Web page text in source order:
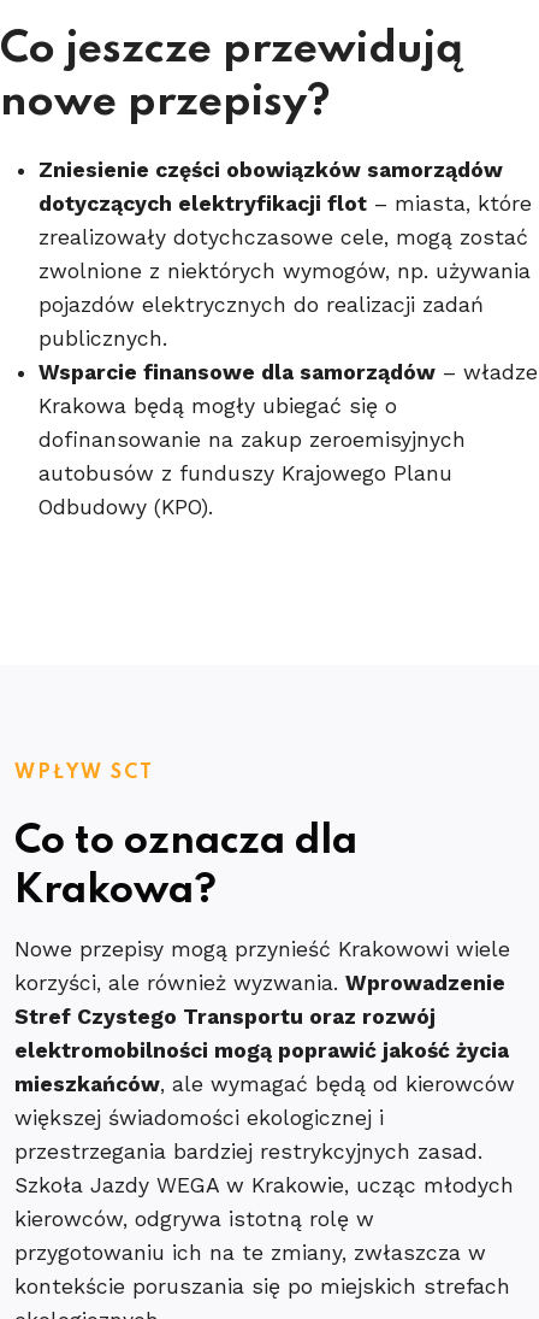
Co jeszcze przewidują
nowe przepisy?
Zniesienie części obowiązków samorządów
dotyczących elektryfikacji flot – miasta, które
zrealizowały dotychczasowe cele, mogą zostać
zwolnione z niektórych wymogów, np. używania
pojazdów elektrycznych do realizacji zadań
publicznych.
Wsparcie finansowe dla samorządów – władze
Krakowa będą mogły ubiegać się o
dofinansowanie na zakup zeroemisyjnych
autobusów z funduszy Krajowego Planu
Odbudowy (KPO).
WPŁYW SCT
Co to oznacza dla
Krakowa?
Nowe przepisy mogą przynieść Krakowowi wiele
korzyści, ale również wyzwania. Wprowadzenie
Stref Czystego Transportu oraz rozwój
elektromobilności mogą poprawić jakość życia
mieszkańców, ale wymagać będą od kierowców
większej świadomości ekologicznej i
przestrzegania bardziej restrykcyjnych zasad.
Szkoła Jazdy WEGA w Krakowie, ucząc młodych
kierowców, odgrywa istotną rolę w
przygotowaniu ich na te zmiany, zwłaszcza w
kontekście poruszania się po miejskich strefach